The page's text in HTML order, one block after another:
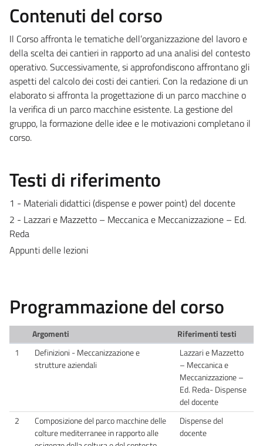
Contenuti del corso
Il Corso affronta le tematiche dell’organizzazione del lavoro e
della scelta dei cantieri in rapporto ad una analisi del contesto
operativo. Successivamente, si approfondiscono affrontano gli
aspetti del calcolo dei costi dei cantieri. Con la redazione di un
elaborato si affronta la progettazione di un parco macchine o
la verifica di un parco macchine esistente. La gestione del
gruppo, la formazione delle idee e le motivazioni completano il
corso.
Testi di riferimento
1 - Materiali didattici (dispense e power point) del docente
2 - Lazzari e Mazzetto – Meccanica e Meccanizzazione – Ed.
Reda
Appunti delle lezioni
Programmazione del corso
Argomenti
Riferimenti testi
1
Definizioni - Meccanizzazione e
strutture aziendali
Lazzari e Mazzetto
– Meccanica e
Meccanizzazione –
Ed. Reda- Dispense
del docente
2
Composizione del parco macchine delle
colture mediterranee in rapporto alle
Dispense del
docente